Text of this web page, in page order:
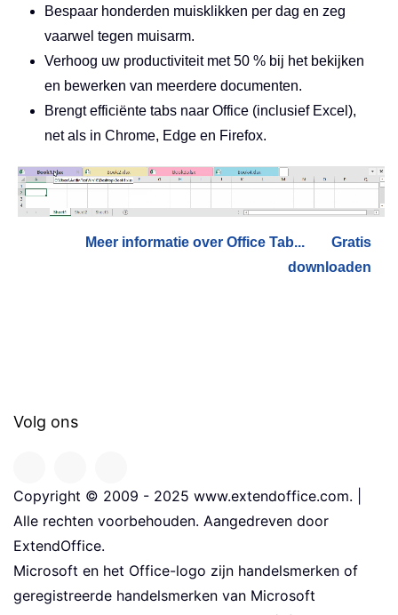
Bespaar honderden muisklikken per dag en zeg
vaarwel tegen muisarm.
Verhoog uw productiviteit met 50 % bij het bekijken
en bewerken van meerdere documenten.
Brengt efficiënte tabs naar Office (inclusief Excel),
net als in Chrome, Edge en Firefox.
Meer informatie over Office Tab...
Gratis
downloaden
Volg ons
Copyright © 2009 - 2025 www.extendoffice.com. |
Alle rechten voorbehouden. Aangedreven door
ExtendOffice.
Microsoft en het Office-logo zijn handelsmerken of
geregistreerde handelsmerken van Microsoft